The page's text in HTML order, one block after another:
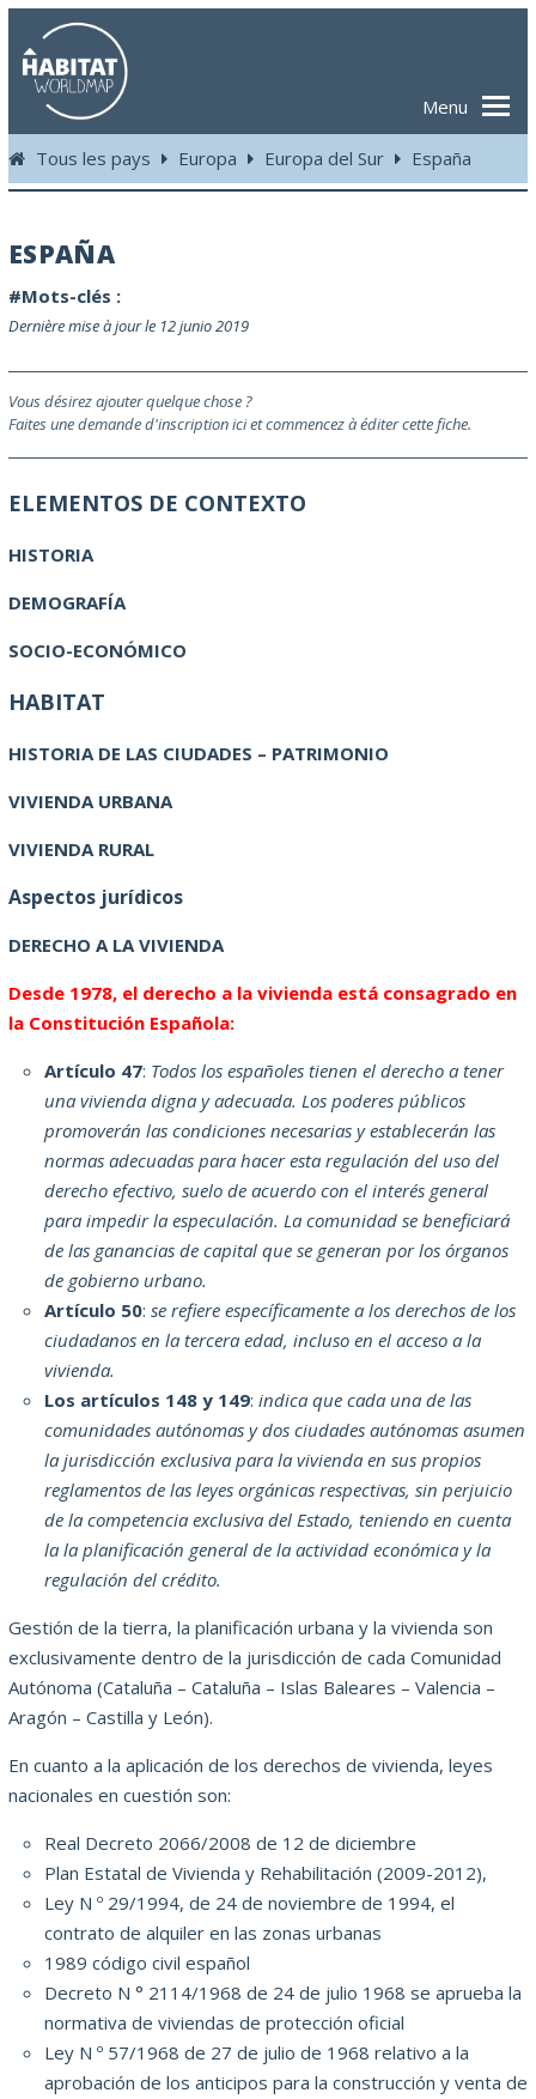
Menu
Tous les pays Europa Europa del Sur España
ESPAÑA
#Mots-clés :
Dernière mise à jour le 12 junio 2019
Vous désirez ajouter quelque chose ?
Faites une demande d'inscription ici et commencez à éditer cette fiche.
ELEMENTOS DE CONTEXTO
HISTORIA
DEMOGRAFÍA
SOCIO-ECONÓMICO
HABITAT
HISTORIA DE LAS CIUDADES – PATRIMONIO
VIVIENDA URBANA
VIVIENDA RURAL
Aspectos jurídicos
DERECHO A LA VIVIENDA
Desde 1978, el derecho a la vivienda está consagrado en
la Constitución Española:
Artículo 47: Todos los españoles tienen el derecho a tener
una vivienda digna y adecuada. Los poderes públicos
promoverán las condiciones necesarias y establecerán las
normas adecuadas para hacer esta regulación del uso del
derecho efectivo, suelo de acuerdo con el interés general
para impedir la especulación. La comunidad se beneficiará
de las ganancias de capital que se generan por los órganos
de gobierno urbano.
Artículo 50: se refiere específicamente a los derechos de los
ciudadanos en la tercera edad, incluso en el acceso a la
vivienda.
Los artículos 148 y 149: indica que cada una de las
comunidades autónomas y dos ciudades autónomas asumen
la jurisdicción exclusiva para la vivienda en sus propios
reglamentos de las leyes orgánicas respectivas, sin perjuicio
de la competencia exclusiva del Estado, teniendo en cuenta
la la planificación general de la actividad económica y la
regulación del crédito.
Gestión de la tierra, la planificación urbana y la vivienda son
exclusivamente dentro de la jurisdicción de cada Comunidad
Autónoma (Cataluña – Cataluña – Islas Baleares – Valencia –
Aragón – Castilla y León).
En cuanto a la aplicación de los derechos de vivienda, leyes
nacionales en cuestión son:
Real Decreto 2066/2008 de 12 de diciembre
Plan Estatal de Vivienda y Rehabilitación (2009-2012),
Ley N º 29/1994, de 24 de noviembre de 1994, el
contrato de alquiler en las zonas urbanas
1989 código civil español
Decreto N ° 2114/1968 de 24 de julio 1968 se aprueba la
normativa de viviendas de protección oficial
Ley N º 57/1968 de 27 de julio de 1968 relativo a la
aprobación de los anticipos para la construcción y venta de